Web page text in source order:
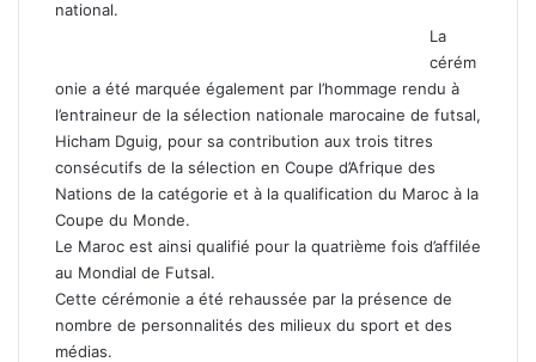
national.
La
cérém
onie a été marquée également par l’hommage rendu à
l’entraineur de la sélection nationale marocaine de futsal,
Hicham Dguig, pour sa contribution aux trois titres
consécutifs de la sélection en Coupe d’Afrique des
Nations de la catégorie et à la qualification du Maroc à la
Coupe du Monde.
Le Maroc est ainsi qualifié pour la quatrième fois d’affilée
au Mondial de Futsal.
Cette cérémonie a été rehaussée par la présence de
nombre de personnalités des milieux du sport et des
médias.